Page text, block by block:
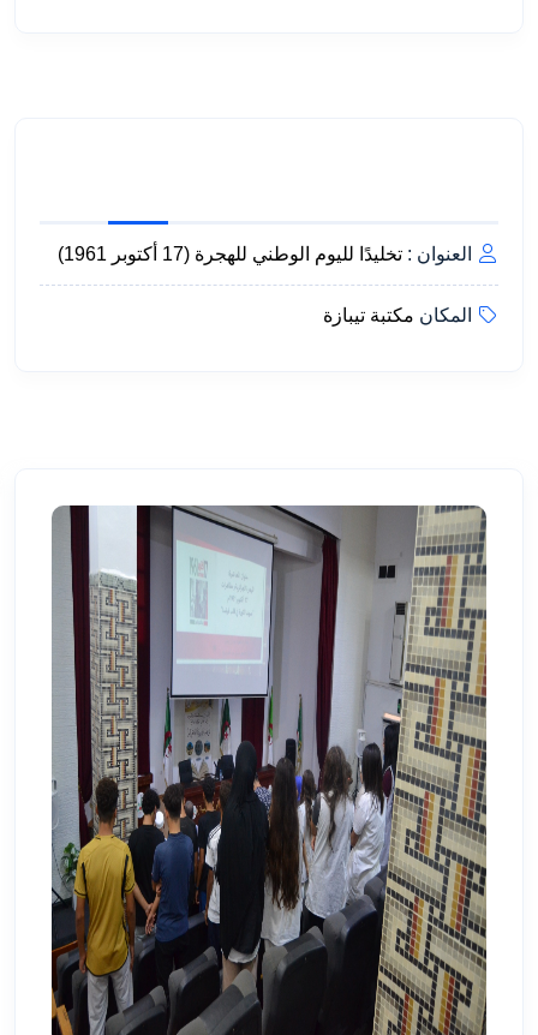
العنوان : تخليدًا لليوم الوطني للهجرة (17 أكتوبر 1961)
المكان مكتبة تيبازة